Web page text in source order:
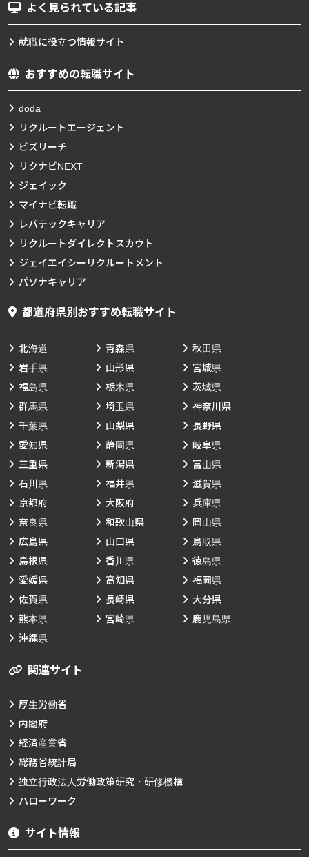
よく見られている記事
就職に役立つ情報サイト
おすすめの転職サイト
doda
リクルートエージェント
ビズリーチ
リクナビNEXT
ジェイック
マイナビ転職
レバテックキャリア
リクルートダイレクトスカウト
ジェイエイシーリクルートメント
パソナキャリア
都道府県別おすすめ転職サイト
北海道 青森県
秋田県
岩手県
山形県
宮城県
福島県
栃木県
茨城県
群馬県
埼玉県
神奈川県
千葉県
山梨県
長野県
愛知県
静岡県
岐阜県
三重県
新潟県
富山県
石川県
福井県
滋賀県
京都府
大阪府
兵庫県
奈良県
和歌山県
岡山県
広島県
山口県
鳥取県
島根県
香川県
徳島県
愛媛県
高知県
福岡県
佐賀県
長崎県
大分県
熊本県
宮崎県
鹿児島県
沖縄県
関連サイト
厚生労働省
内閣府
経済産業省
総務省統計局
独立行政法人労働政策研究・研修機構
ハローワーク
サイト情報